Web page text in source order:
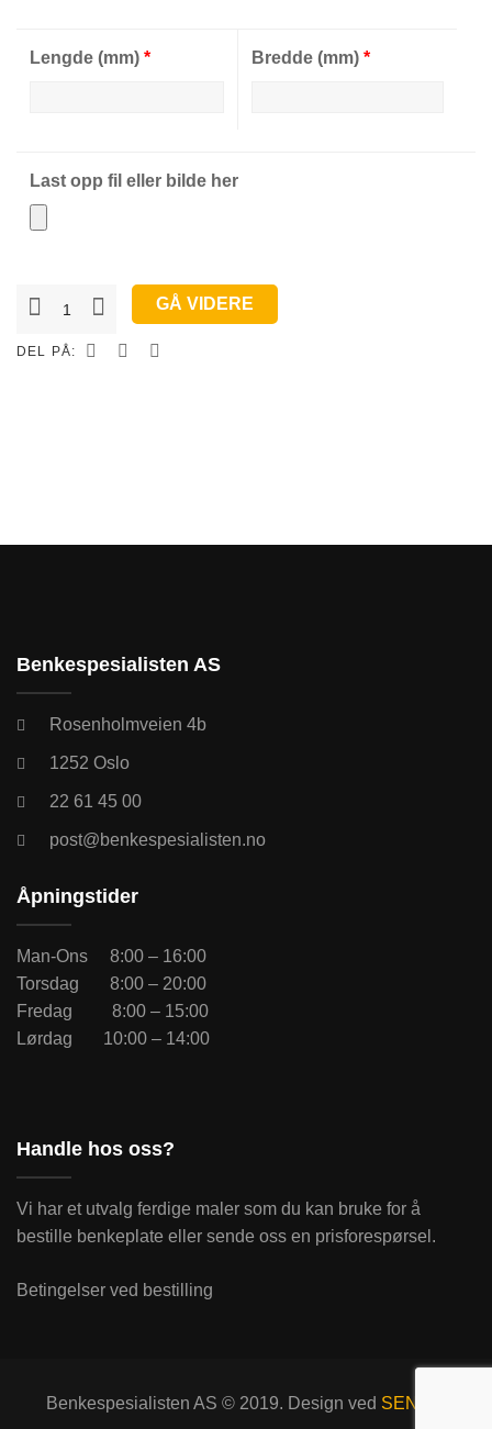
Lengde (mm) * Bredde (mm) *
Last opp fil eller bilde her
antall
GÅ VIDERE
DEL PÅ:
Benkespesialisten AS
Rosenholmveien 4b
1252 Oslo
22 61 45 00
post@benkespesialisten.no
Åpningstider
Man-Ons 8:00 – 16:00
Torsdag 8:00 – 20:00
Fredag 8:00 – 15:00
Lørdag 10:00 – 14:00
Handle hos oss?
Vi har et utvalg ferdige maler som du kan bruke for å
bestille benkeplate eller sende oss en prisforespørsel.
Betingelser ved bestilling
Benkespesialisten AS © 2019. Design ved SENSE